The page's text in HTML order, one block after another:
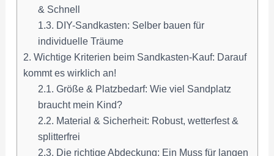
& Schnell
1.3. DIY-Sandkasten: Selber bauen für
individuelle Träume
2. Wichtige Kriterien beim Sandkasten-Kauf: Darauf
kommt es wirklich an!
2.1. Größe & Platzbedarf: Wie viel Sandplatz
braucht mein Kind?
2.2. Material & Sicherheit: Robust, wetterfest &
splitterfrei
2.3. Die richtige Abdeckung: Ein Muss für langen